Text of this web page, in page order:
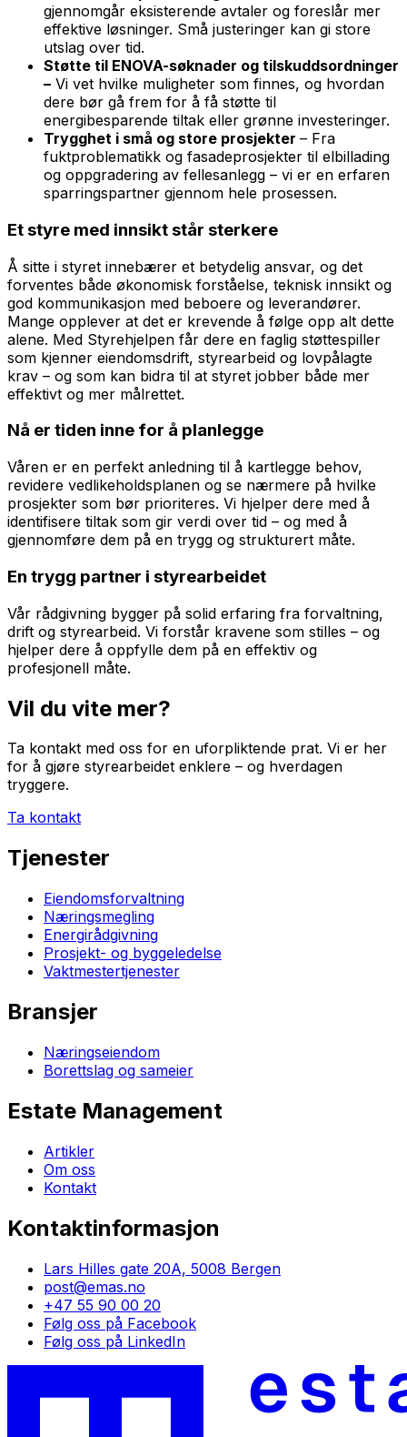
gjennomgår eksisterende avtaler og foreslår mer
effektive løsninger. Små justeringer kan gi store
utslag over tid.
Støtte til ENOVA-søknader og tilskuddsordninger
– Vi vet hvilke muligheter som finnes, og hvordan
dere bør gå frem for å få støtte til
energibesparende tiltak eller grønne investeringer.
Trygghet i små og store prosjekter – Fra
fuktproblematikk og fasadeprosjekter til elbillading
og oppgradering av fellesanlegg – vi er en erfaren
sparringspartner gjennom hele prosessen.
Et styre med innsikt står sterkere
Å sitte i styret innebærer et betydelig ansvar, og det
forventes både økonomisk forståelse, teknisk innsikt og
god kommunikasjon med beboere og leverandører.
Mange opplever at det er krevende å følge opp alt dette
alene. Med Styrehjelpen får dere en faglig støttespiller
som kjenner eiendomsdrift, styrearbeid og lovpålagte
krav – og som kan bidra til at styret jobber både mer
effektivt og mer målrettet.
Nå er tiden inne for å planlegge
Våren er en perfekt anledning til å kartlegge behov,
revidere vedlikeholdsplanen og se nærmere på hvilke
prosjekter som bør prioriteres. Vi hjelper dere med å
identifisere tiltak som gir verdi over tid – og med å
gjennomføre dem på en trygg og strukturert måte.
En trygg partner i styrearbeidet
Vår rådgivning bygger på solid erfaring fra forvaltning,
drift og styrearbeid. Vi forstår kravene som stilles – og
hjelper dere å oppfylle dem på en effektiv og
profesjonell måte.
Vil du vite mer?
Ta kontakt med oss for en uforpliktende prat. Vi er her
for å gjøre styrearbeidet enklere – og hverdagen
tryggere.
Ta kontakt
Tjenester
Eiendomsforvaltning
Næringsmegling
Energirådgivning
Prosjekt- og byggeledelse
Vaktmestertjenester
Bransjer
Næringseiendom
Borettslag og sameier
Estate Management
Artikler
Om oss
Kontakt
Kontaktinformasjon
Lars Hilles gate 20A, 5008 Bergen
post@emas.no
+47 55 90 00 20
Følg oss på Facebook
Følg oss på LinkedIn